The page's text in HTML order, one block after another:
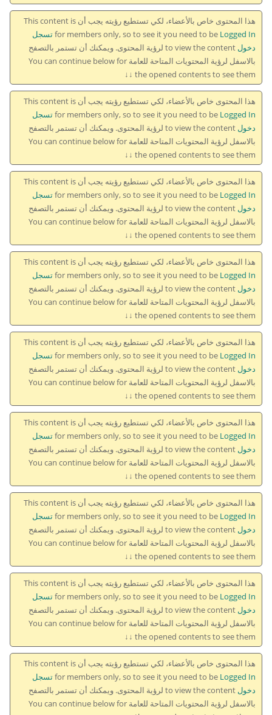
هذا المحتوى خاص بالأعضاء، لكي تستطيع رؤيته يجب أن This content is
for members only, so to see it you need to beLogged In تسجل
دخول
to view the content لرؤية المحتوى. ويمكنك أن تستمر بالتصفح
بالاسفل لرؤية المحتويات المتاحة للعامة You can continue below for
the opened contents to see them ↓↓
هذا المحتوى خاص بالأعضاء، لكي تستطيع رؤيته يجب أن This content is
for members only, so to see it you need to beLogged In تسجل
دخول
to view the content لرؤية المحتوى. ويمكنك أن تستمر بالتصفح
بالاسفل لرؤية المحتويات المتاحة للعامة You can continue below for
the opened contents to see them ↓↓
هذا المحتوى خاص بالأعضاء، لكي تستطيع رؤيته يجب أن This content is
for members only, so to see it you need to beLogged In تسجل
دخول
to view the content لرؤية المحتوى. ويمكنك أن تستمر بالتصفح
بالاسفل لرؤية المحتويات المتاحة للعامة You can continue below for
the opened contents to see them ↓↓
هذا المحتوى خاص بالأعضاء، لكي تستطيع رؤيته يجب أن This content is
for members only, so to see it you need to beLogged In تسجل
دخول
to view the content لرؤية المحتوى. ويمكنك أن تستمر بالتصفح
بالاسفل لرؤية المحتويات المتاحة للعامة You can continue below for
the opened contents to see them ↓↓
هذا المحتوى خاص بالأعضاء، لكي تستطيع رؤيته يجب أن This content is
for members only, so to see it you need to beLogged In تسجل
دخول
to view the content لرؤية المحتوى. ويمكنك أن تستمر بالتصفح
بالاسفل لرؤية المحتويات المتاحة للعامة You can continue below for
the opened contents to see them ↓↓
هذا المحتوى خاص بالأعضاء، لكي تستطيع رؤيته يجب أن This content is
for members only, so to see it you need to beLogged In تسجل
دخول
to view the content لرؤية المحتوى. ويمكنك أن تستمر بالتصفح
بالاسفل لرؤية المحتويات المتاحة للعامة You can continue below for
the opened contents to see them ↓↓
هذا المحتوى خاص بالأعضاء، لكي تستطيع رؤيته يجب أن This content is
for members only, so to see it you need to beLogged In تسجل
دخول
to view the content لرؤية المحتوى. ويمكنك أن تستمر بالتصفح
بالاسفل لرؤية المحتويات المتاحة للعامة You can continue below for
the opened contents to see them ↓↓
هذا المحتوى خاص بالأعضاء، لكي تستطيع رؤيته يجب أن This content is
for members only, so to see it you need to beLogged In تسجل
دخول
to view the content لرؤية المحتوى. ويمكنك أن تستمر بالتصفح
بالاسفل لرؤية المحتويات المتاحة للعامة You can continue below for
the opened contents to see them ↓↓
هذا المحتوى خاص بالأعضاء، لكي تستطيع رؤيته يجب أن This content is
for members only, so to see it you need to beLogged In تسجل
دخول
to view the content لرؤية المحتوى. ويمكنك أن تستمر بالتصفح
بالاسفل لرؤية المحتويات المتاحة للعامة You can continue below for